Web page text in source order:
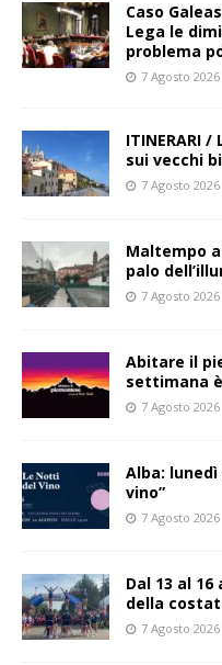
Caso
Lega le
problema
7 Agosto 2026
ITINERARI
sui vecchi
7 Agosto 2026
Maltempo
palo
7 Agosto 2026
Abitare il
settimana
7 Agosto 2026
Alba:
vino”
7 Agosto 2026
Dal 13 al 16
della
7 Agosto 2026